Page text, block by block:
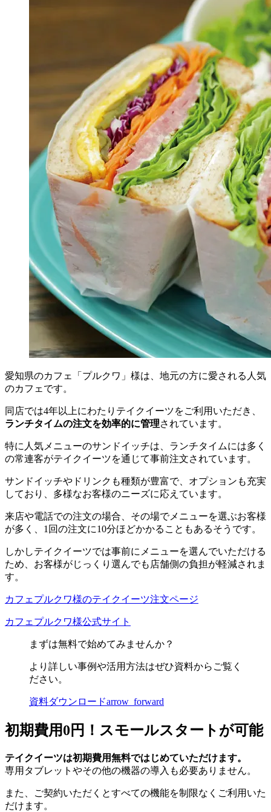
愛知県のカフェ「プルクワ」様は、地元の方に愛される人気
のカフェです。
同店では4年以上にわたりテイクイーツをご利用いただき、
ランチタイムの注文を効率的に管理されています。
特に人気メニューのサンドイッチは、ランチタイムには多く
の常連客がテイクイーツを通じて事前注文されています。
サンドイッチやドリンクも種類が豊富で、オプションも充実
しており、多様なお客様のニーズに応えています。
来店や電話での注文の場合、その場でメニューを選ぶお客様
が多く、1回の注文に10分ほどかかることもあるそうです。
しかしテイクイーツでは事前にメニューを選んでいただける
ため、お客様がじっくり選んでも店舗側の負担が軽減されま
す。
カフェプルクワ様のテイクイーツ注文ページ
カフェプルクワ様公式サイト
まずは無料で始めてみませんか？
より詳しい事例や活用方法はぜひ資料からご覧く
ださい。
資料ダウンロードarrow_forward
初期費用0円！スモールスタートが可能
テイクイーツは初期費用無料ではじめていただけます。
専用タブレットやその他の機器の導入も必要ありません。
また、ご契約いただくとすべての機能を制限なくご利用いた
だけます。